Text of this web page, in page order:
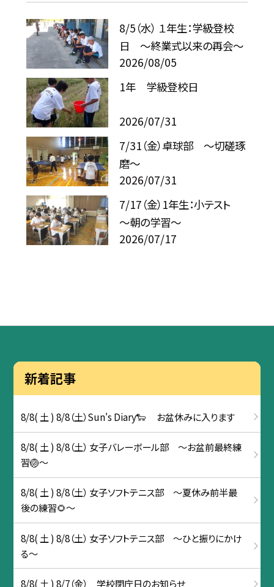
8/5（水） １年生：学級登校
日 ～終業式以来の再会～
2026/08/05
1年 学級登校日
2026/07/31
7/31（金）卓球部 〜切磋琢
磨〜
2026/07/31
7/17（金）1年生：小テスト
～朝の学習～
2026/07/17
新着記事
8/8( 土 ) 8/8（土）Sun's Diary🐑 お盆休みに入ります
8/8( 土 ) 8/8（土） 女子バレーボール部 ～お盆前最終練
習🏐～
8/8( 土 ) 8/8（土） 女子ソフトテニス部 ～夏休み前半最
後の練習🌻～
8/8( 土 ) 8/8（土） 女子ソフトテニス部 ～ひと振りにかけ
る～
8/8( 土 ) 8/7（金） 学校閉庁日のお知らせ